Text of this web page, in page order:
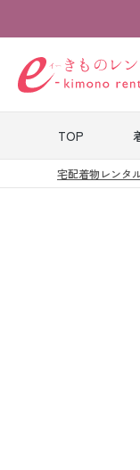
TOP
宅配着物レンタ